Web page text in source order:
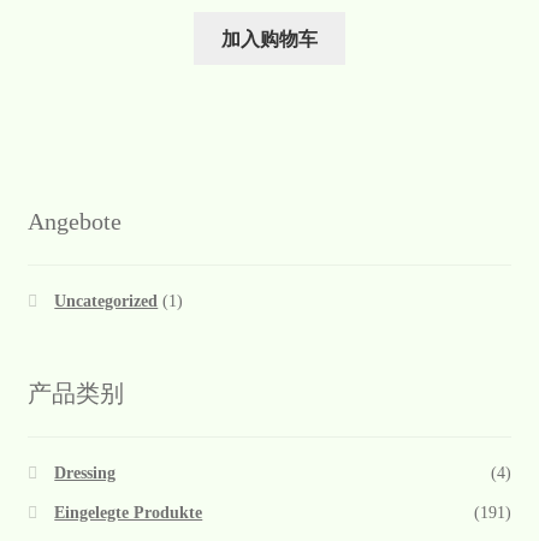
加入购物车
Angebote
Uncategorized (1)
产品类别
Dressing (4)
Eingelegte Produkte (191)